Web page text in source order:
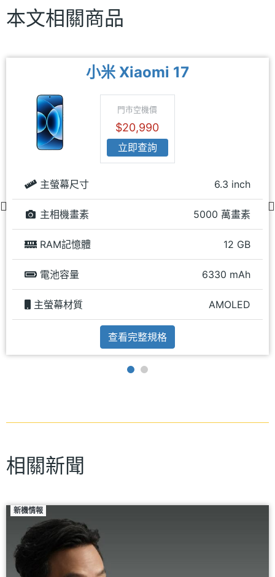
本文相關商品
小米 Xiaomi 17
門市空機價
$20,990
立即查詢
主螢幕尺寸 6.3 inch
主相機畫素 5000 萬畫素
RAM記憶體 12 GB
電池容量 6330 mAh
主螢幕材質 AMOLED
查看完整規格
相關新聞
新機情報